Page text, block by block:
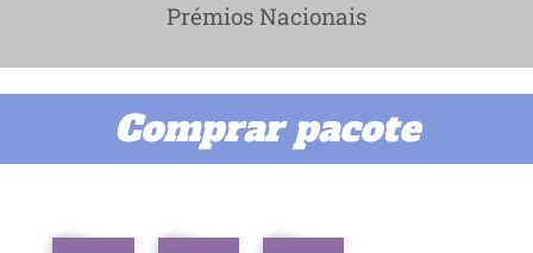
Prémios Nacionais
Comprar pacote